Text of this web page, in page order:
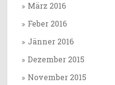
März 2016
Feber 2016
Jänner 2016
Dezember 2015
November 2015